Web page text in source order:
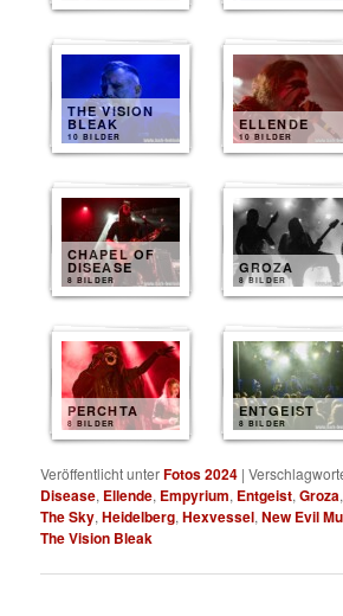
THE VISION
BLEAK
10 BILDER
ELLENDE
10 BILDER
CHAPEL OF
DISEASE
8 BILDER
GROZA
8 BILDER
PERCHTA
8 BILDER
ENTGEIST
8 BILDER
Veröffentlicht unterFotos 2024 |
Disease, Ellende, Empyrium, Entgeist,Groza
The Sky,Heidelberg,Hexvessel,New Evil
The Vision Bleak